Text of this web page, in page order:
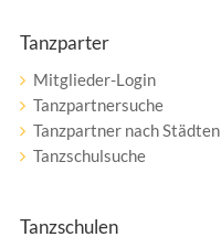
Tanzparter
Mitglieder-Login
Tanzpartnersuche
Tanzpartner nach Städten
Tanzschulsuche
Tanzschulen